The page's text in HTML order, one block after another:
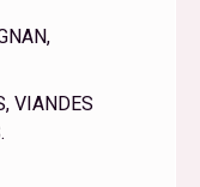
VIANDES